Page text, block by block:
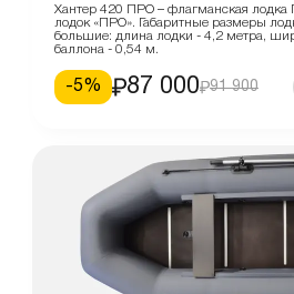
Хантер 420 ПРО – флагманская лодка
лодок «ПРО». Габаритные размеры
большие: длина лодки - 4,2 метра,
баллона - 0,54 м.
-5% 87 000 91 900